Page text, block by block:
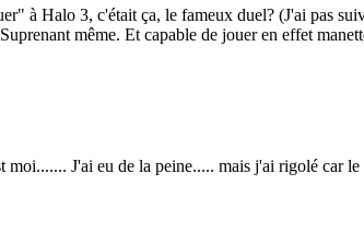
à Halo 3, c'était ça, le fameux duel? (J'ai pas
même. Et capable de jouer en effet
J'ai eu de la peine..... mais j'ai rigolé car